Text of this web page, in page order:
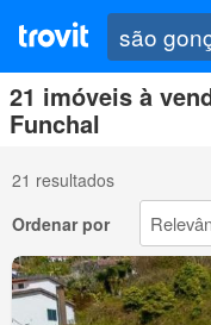
21 imóveis à
Funchal
21 resultados
Ordenar por